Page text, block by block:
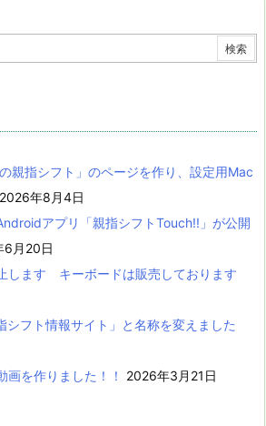
親指シフト」のページを作り、設定用Mac
2026年8月4日
アプリ「親指シフトTouch!!」が公開
6月20日
します キーボードは販売しております
シフト情報サイト」と名称を変えました
画を作りました！！
2026年3月21日